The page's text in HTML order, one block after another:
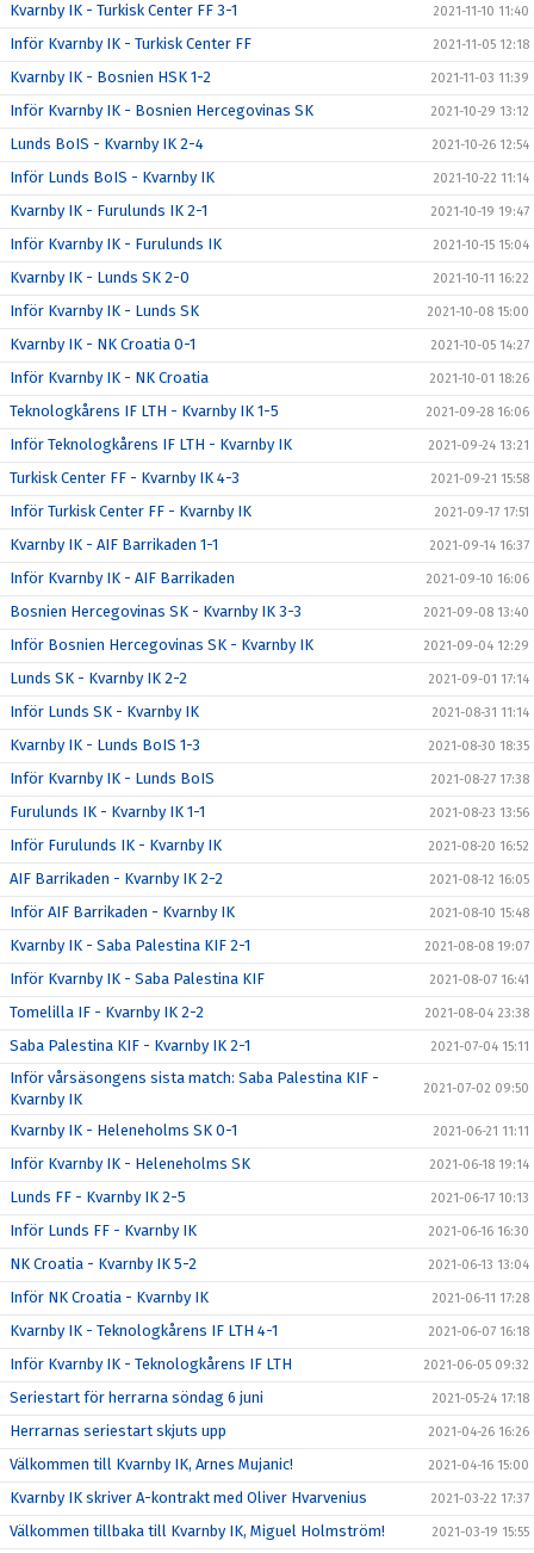
Kvarnby IK - Turkisk Center FF 3-1 2021-11-10 11:40
Inför Kvarnby IK - Turkisk Center FF 2021-11-05 12:18
Kvarnby IK - Bosnien HSK 1-2 2021-11-03 11:39
Inför Kvarnby IK - Bosnien Hercegovinas SK 2021-10-29 13:12
Lunds BoIS - Kvarnby IK 2-4 2021-10-26 12:54
Inför Lunds BoIS - Kvarnby IK 2021-10-22 11:14
Kvarnby IK - Furulunds IK 2-1 2021-10-19 19:47
Inför Kvarnby IK - Furulunds IK 2021-10-15 15:04
Kvarnby IK - Lunds SK 2-0 2021-10-11 16:22
Inför Kvarnby IK - Lunds SK 2021-10-08 15:00
Kvarnby IK - NK Croatia 0-1 2021-10-05 14:27
Inför Kvarnby IK - NK Croatia 2021-10-01 18:26
Teknologkårens IF LTH - Kvarnby IK 1-5 2021-09-28 16:06
Inför Teknologkårens IF LTH - Kvarnby IK 2021-09-24 13:21
Turkisk Center FF - Kvarnby IK 4-3 2021-09-21 15:58
Inför Turkisk Center FF - Kvarnby IK 2021-09-17 17:51
Kvarnby IK - AIF Barrikaden 1-1 2021-09-14 16:37
Inför Kvarnby IK - AIF Barrikaden 2021-09-10 16:06
Bosnien Hercegovinas SK - Kvarnby IK 3-3 2021-09-08 13:40
Inför Bosnien Hercegovinas SK - Kvarnby IK 2021-09-04 12:29
Lunds SK - Kvarnby IK 2-2 2021-09-01 17:14
Inför Lunds SK - Kvarnby IK 2021-08-31 11:14
Kvarnby IK - Lunds BoIS 1-3 2021-08-30 18:35
Inför Kvarnby IK - Lunds BoIS 2021-08-27 17:38
Furulunds IK - Kvarnby IK 1-1 2021-08-23 13:56
Inför Furulunds IK - Kvarnby IK 2021-08-20 16:52
AIF Barrikaden - Kvarnby IK 2-2 2021-08-12 16:05
Inför AIF Barrikaden - Kvarnby IK 2021-08-10 15:48
Kvarnby IK - Saba Palestina KIF 2-1 2021-08-08 19:07
Inför Kvarnby IK - Saba Palestina KIF 2021-08-07 16:41
Tomelilla IF - Kvarnby IK 2-2 2021-08-04 23:38
Saba Palestina KIF - Kvarnby IK 2-1 2021-07-04 15:11
Inför vårsäsongens sista match: Saba Palestina KIF -
Kvarnby IK
2021-07-02 09:50
Kvarnby IK - Heleneholms SK 0-1 2021-06-21 11:11
Inför Kvarnby IK - Heleneholms SK 2021-06-18 19:14
Lunds FF - Kvarnby IK 2-5 2021-06-17 10:13
Inför Lunds FF - Kvarnby IK 2021-06-16 16:30
NK Croatia - Kvarnby IK 5-2 2021-06-13 13:04
Inför NK Croatia - Kvarnby IK 2021-06-11 17:28
Kvarnby IK - Teknologkårens IF LTH 4-1 2021-06-07 16:18
Inför Kvarnby IK - Teknologkårens IF LTH 2021-06-05 09:32
Seriestart för herrarna söndag 6 juni 2021-05-24 17:18
Herrarnas seriestart skjuts upp 2021-04-26 16:26
Välkommen till Kvarnby IK, Arnes Mujanic! 2021-04-16 15:00
Kvarnby IK skriver A-kontrakt med Oliver Hvarvenius 2021-03-22 17:37
Välkommen tillbaka till Kvarnby IK, Miguel Holmström! 2021-03-19 15:55